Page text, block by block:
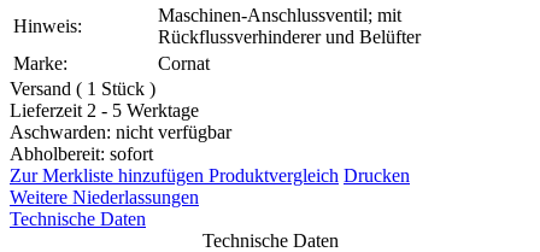
Hinweis:
Maschinen-Anschlussventil; mit
Rückflussverhinderer und Belüfter
Marke:
Cornat
Versand ( 1 Stück )
Lieferzeit 2 - 5 Werktage
Aschwarden: nicht verfügbar
Abholbereit: sofort
Zur Merkliste hinzufügen Produktvergleich Drucken
Weitere Niederlassungen
Technische Daten
Technische Daten